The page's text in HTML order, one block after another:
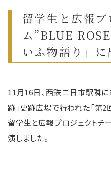
留学生と広報
ム”BLUE
いふ物語り」に
11月16日、西鉄二日市駅隣
跡」史跡広場で行われた「第
留学生と広報プロジェクトチ
演しました。